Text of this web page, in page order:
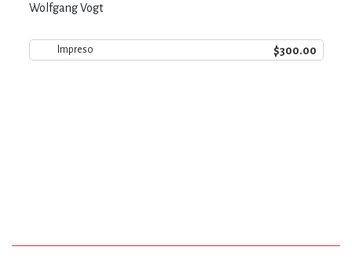
Wolfgang Vogt
Impreso $300.00